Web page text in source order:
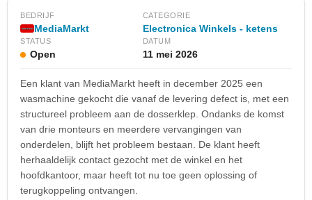
BEDRIJF
MediaMarkt
CATEGORIE
Electronica Winkels - ketens
STATUS
Open
DATUM
11 mei 2026
Een klant van MediaMarkt heeft in december 2025 een
wasmachine gekocht die vanaf de levering defect is, met een
structureel probleem aan de dosserklep. Ondanks de komst
van drie monteurs en meerdere vervangingen van
onderdelen, blijft het probleem bestaan. De klant heeft
herhaaldelijk contact gezocht met de winkel en het
hoofdkantoor, maar heeft tot nu toe geen oplossing of
terugkoppeling ontvangen.